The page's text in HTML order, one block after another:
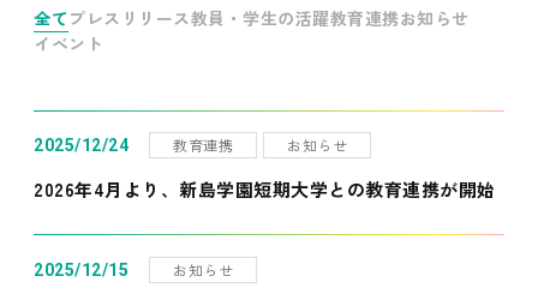
全て プレスリリース教員・学生の活躍教育連携お知らせ
イベント
2025/12/24 教育連携 お知らせ
2026年4月より、新島学園短期大学との教育連携が開始
2025/12/15 お知らせ